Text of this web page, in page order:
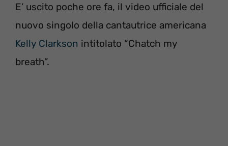
E’ uscito poche ore fa, il video ufficiale del
nuovo singolo della cantautrice americana
Kelly Clarkson intitolato “Chatch my
breath”.